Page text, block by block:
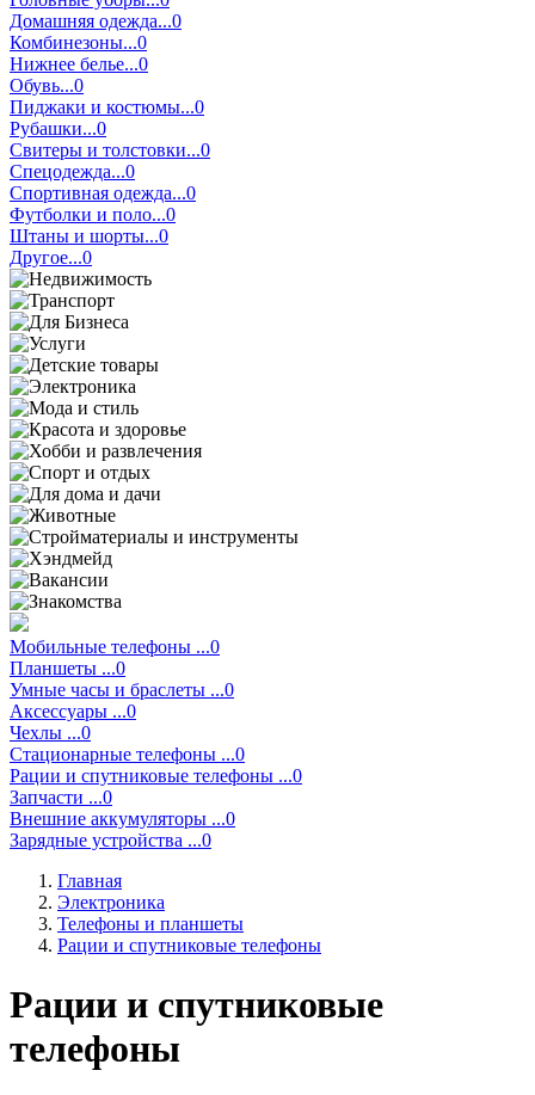
Домашняя одежда...0
Комбинезоны...0
Нижнее белье...0
Обувь...0
Пиджаки и костюмы...0
Рубашки...0
Свитеры и толстовки...0
Спецодежда...0
Спортивная одежда...0
Футболки и поло...0
Штаны и шорты...0
Другое...0
Мобильные телефоны ...0
Планшеты ...0
Умные часы и браслеты ...0
Аксессуары ...0
Чехлы ...0
Стационарные телефоны ...0
Рации и спутниковые телефоны ...0
Запчасти ...0
Внешние аккумуляторы ...0
Зарядные устройства ...0
Главная
Электроника
Телефоны и планшеты
Рации и спутниковые телефоны
Рации и спутниковые
телефоны